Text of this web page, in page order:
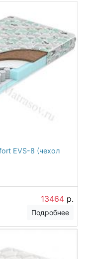
EVS-8 (чехол
13464 р.
Подробнее